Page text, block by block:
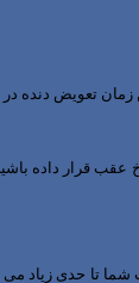
زمان تعویض دنده
عقب قرار داده
تا حدی زیاد